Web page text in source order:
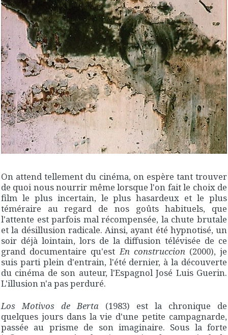
On attend tellement du cinéma, on espère tant trouver
de quoi nous nourrir même lorsque l'on fait le choix de
film le plus incertain, le plus hasardeux et le plus
téméraire au regard de nos goûts habituels, que
l'attente est parfois mal récompensée, la chute brutale
et la désillusion radicale. Ainsi, ayant été hypnotisé, un
soir déjà lointain, lors de la diffusion télévisée de ce
grand documentaire qu'estEn construccion(2000), je
suis parti plein d'entrain, l'été dernier, à la découverte
du cinéma de son auteur, l'Espagnol José Luis Guerin.
L'illusion n'a pas perduré.
Los Motivos de Berta (1983) est la chronique de
quelques jours dans la vie d'une petite campagnarde,
passée au prisme de son imaginaire. Sous la forte